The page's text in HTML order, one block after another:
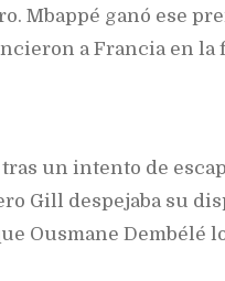
Mbappé ganó ese
a Francia en la
un intento de
Gill despejaba su
Ousmane Dembélé